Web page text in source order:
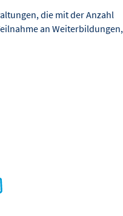
die mit der Anzahl
an Weiterbildungen,